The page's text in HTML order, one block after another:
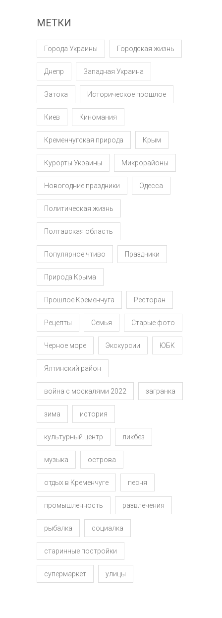
МЕТКИ
Города Украины Городская жизнь
Днепр Западная Украина
Затока Историческое прошлое
Киев Киномания
Кременчугская природа Крым
Курорты Украины Микрорайоны
Новогодние праздники Одесса
Политическая жизнь
Полтавская область
Популярное чтиво Праздники
Природа Крыма
Прошлое Кременчуга Ресторан
Рецепты Семья Старые фото
Черное море Экскурсии ЮБК
Ялтинский район
война с москалями 2022 загранка
зима история
культурный центр ликбез
музыка острова
отдых в Кременчуге песня
промышленность развлечения
рыбалка социалка
старинные постройки
супермаркет улицы